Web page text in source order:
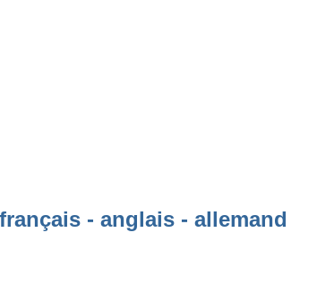
- anglais - allemand